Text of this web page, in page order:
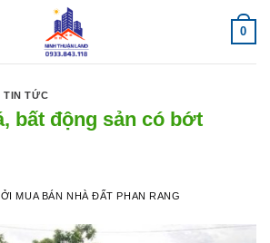
0
TIN TỨC
bất động sản có bớt
MUA BÁN NHÀ ĐẤT PHAN RANG